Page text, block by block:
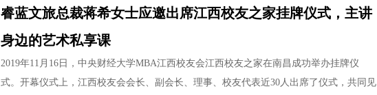
睿蓝文旅总裁蒋希女士应邀出席江西校友之家挂牌仪式，主讲
身边的艺术私享课
2019年11月16日，中央财经大学MBA江西校友会江西校友之家在南昌成功举办挂牌仪
式。开幕仪式上，江西校友会会长、副会长、理事、校友代表近30人出席了仪式，共同见